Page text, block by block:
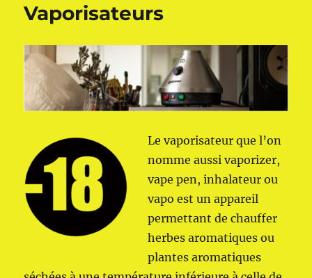
Vaporisateurs
Le vaporisateur que l’on
nomme aussi vaporizer,
vape pen, inhalateur ou
vapo est un appareil
permettant de chauffer
herbes aromatiques ou
plantes aromatiques